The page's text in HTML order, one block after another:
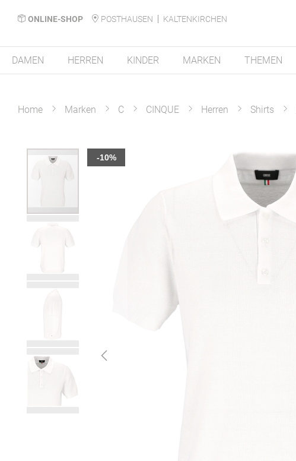
ONLINE-SHOP POSTHAUSEN
KALTENKIRCHEN
DAMEN HERREN KINDER MARKEN THEMEN
Home Marken C CINQUE Herren Shirts
Zum
-10%